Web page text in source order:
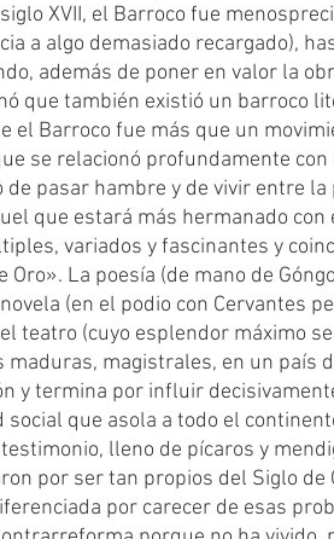
XVII, el Barroco fue
a algo demasiado recargado),
además de poner en valor la
que también existió un barroco
el Barroco fue más que un
se relacionó profundamente
pasar hambre y de vivir entre la
variados y fascinantes y
La poesía (de mano de
(en el podio con Cervantes
teatro (cuyo esplendor máximo
magistrales, en un país
y termina por influir
que asola a todo el
lleno de pícaros y
por ser tan propios del Siglo de
por carecer de esas